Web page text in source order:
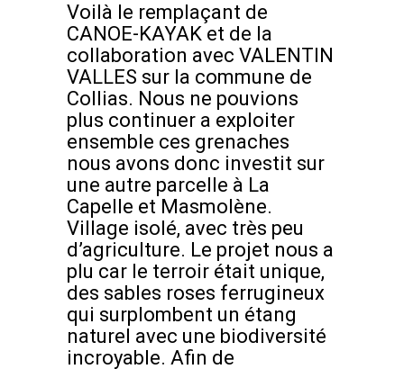
Voilà le remplaçant de
CANOE-KAYAK et de la
collaboration avec VALENTIN
VALLES sur la commune de
Collias. Nous ne pouvions
plus continuer a exploiter
ensemble ces grenaches
nous avons donc investit sur
une autre parcelle à La
Capelle et Masmolène.
Village isolé, avec très peu
d’agriculture. Le projet nous a
plu car le terroir était unique,
des sables roses ferrugineux
qui surplombent un étang
naturel avec une biodiversité
incroyable. Afin de